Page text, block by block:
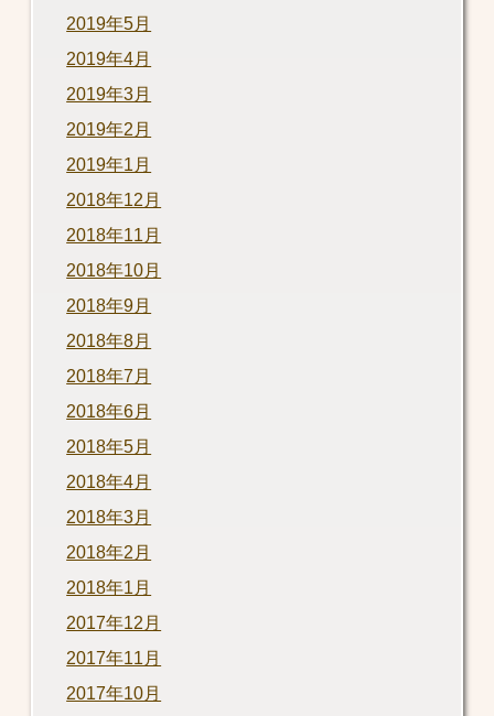
2019年5月
2019年4月
2019年3月
2019年2月
2019年1月
2018年12月
2018年11月
2018年10月
2018年9月
2018年8月
2018年7月
2018年6月
2018年5月
2018年4月
2018年3月
2018年2月
2018年1月
2017年12月
2017年11月
2017年10月